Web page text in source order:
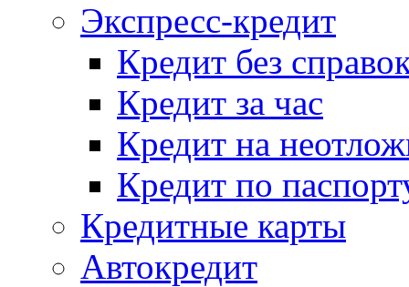
Экспресс-кредит
Кредит без
Кредит за час
Кредит на
Кредит по
Кредитные карты
Автокредит